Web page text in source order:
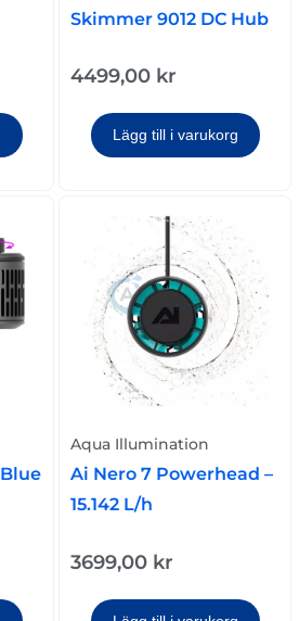
Skimmer 9012 DC Hub
4499,00 kr
Lägg till i varukorg
Ai Nero 7 Powerhead –
15.142 L/h
3699,00 kr
Aqua Illumination